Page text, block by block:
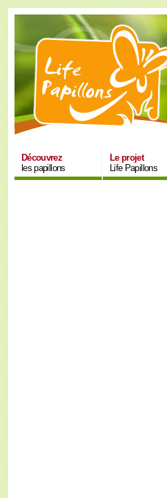
Découvrez
les papillons
Le projet
Life Papillons